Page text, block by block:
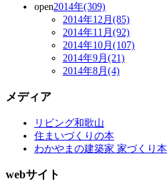
open2014年(309)
2014年12月(85)
2014年11月(92)
2014年10月(107)
2014年9月(21)
2014年8月(4)
メディア
リビング和歌山
住まいづくりの本
わかやまの建築家 家づくり本
webサイト